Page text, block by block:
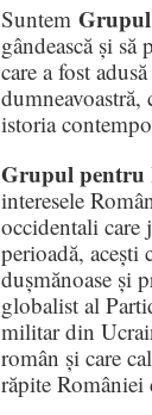
Suntem
gândească și
care a fost
istoria
Grupul pentru
interesele
occidentali
perioadă,
dușmănoase și
globalist al
militar din
român și care
răpite României